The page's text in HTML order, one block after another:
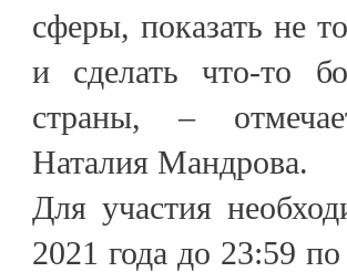
сферы, показать не
и сделать что-то
страны, –
Наталия Мандрова.
Для участия
2021 года до 23:59